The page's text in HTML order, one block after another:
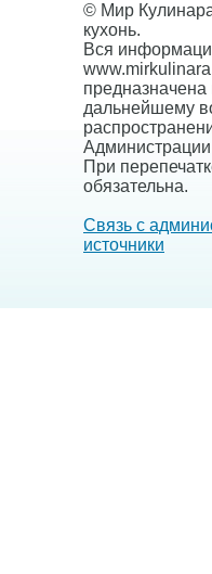
© Мир
кухонь.
Вся
дальнейшему
При
обязательна.
Связь с
источники